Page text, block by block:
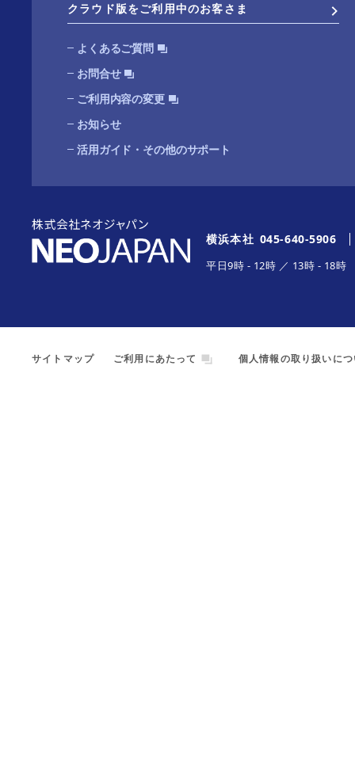
クラウド版をご利用中のお客さま
よくあるご質問
お問合せ
ご利用内容の変更
お知らせ
活用ガイド・その他のサポート
横浜本社 045-640-5906
平日9時 - 12時 ／ 13時 - 18時
サイトマップ ご利用にあたって 個人情報の取り扱いに